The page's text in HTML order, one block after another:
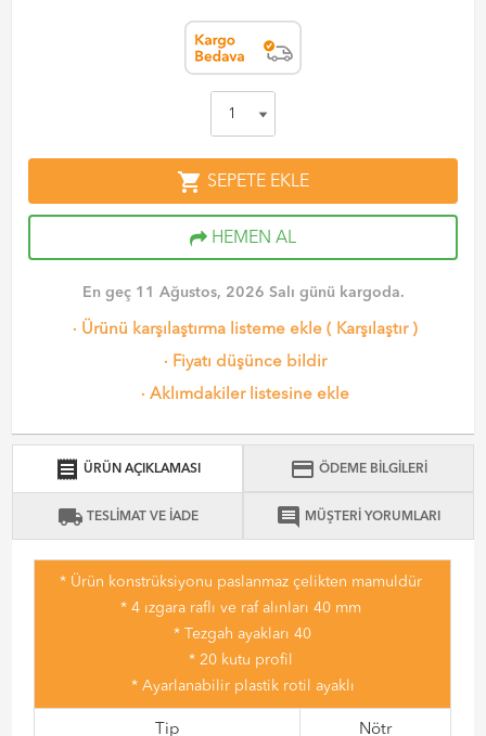
shopping_cart SEPETE EKLE
HEMEN AL
En geç 11 Ağustos, 2026 Salı günü kargoda.
· Ürünü karşılaştırma listeme ekle ( Karşılaştır)
· Fiyatı düşünce bildir
· Aklımdakiler listesine ekle
receipt ÜRÜN AÇIKLAMASI credit_card ÖDEME BİLGİLERİ
local_shipping TESLİMAT VE İADE comment MÜŞTERİ YORUMLARI
* Ürün konstrüksiyonu paslanmaz çelikten mamuldür
* 4 ızgara raflı ve raf alınları 40 mm
* Tezgah ayakları 40
* 20 kutu profil
* Ayarlanabilir plastik rotil ayaklı
Tip Nötr